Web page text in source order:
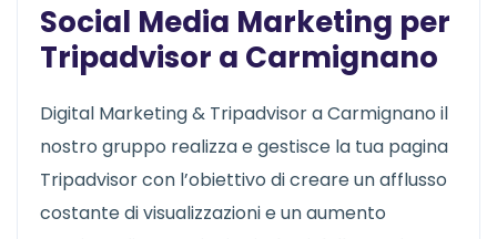
Social Media Marketing per
Tripadvisor a Carmignano
Digital Marketing & Tripadvisor a Carmignano il
nostro gruppo realizza e gestisce la tua pagina
Tripadvisor con l’obiettivo di creare un afflusso
costante di visualizzazioni e un aumento